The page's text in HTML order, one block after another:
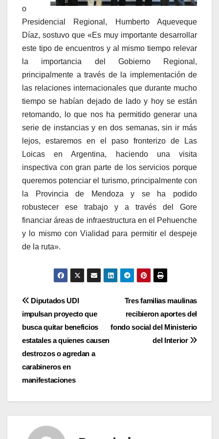
o
Presidencial Regional, Humberto Aqueveque
Díaz, sostuvo que «Es muy importante desarrollar
este tipo de encuentros y al mismo tiempo relevar
la importancia del Gobierno Regional,
principalmente a través de la implementación de
las relaciones internacionales que durante mucho
tiempo se habían dejado de lado y hoy se están
retomando, lo que nos ha permitido generar una
serie de instancias y en dos semanas, sin ir más
lejos, estaremos en el paso fronterizo de Las
Loicas en Argentina, haciendo una visita
inspectiva con gran parte de los servicios porque
queremos potenciar el turismo, principalmente con
la Provincia de Mendoza y se ha podido
robustecer ese trabajo y a través del Gore
financiar áreas de infraestructura en el Pehuenche
y lo mismo con Vialidad para permitir el despeje
de la ruta».
Navegación
de
entradas
Tres familias maulinas
recibieron aportes del
fondo social del Ministerio
del Interior
Diputados UDI
impulsan proyecto que
busca quitar beneficios
estatales a quienes causen
destrozos o agredan a
carabineros en
manifestaciones